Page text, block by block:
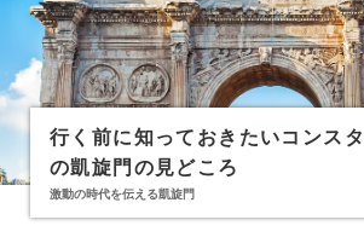
行く前に知っておきたいコンス
の凱旋門の見どころ
激動の時代を伝える凱旋門